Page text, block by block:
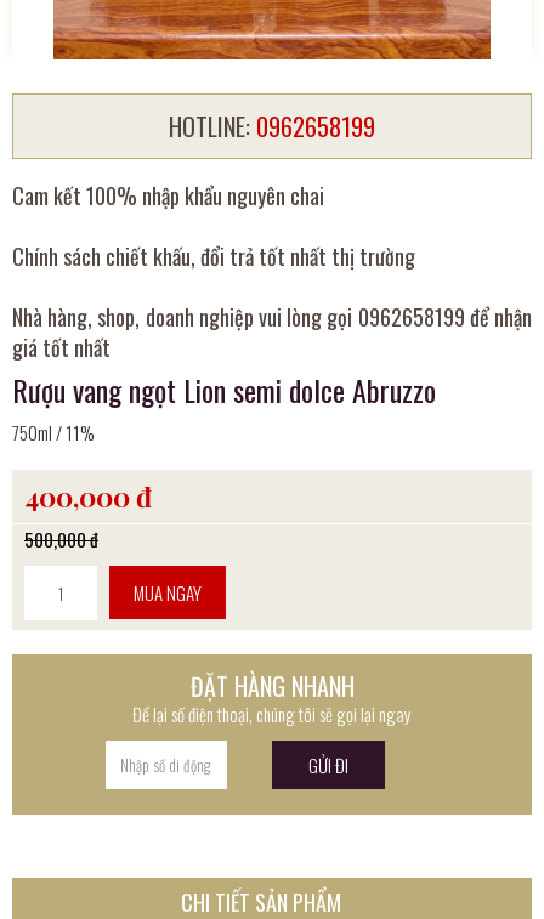
HOTLINE: 0962658199
Cam kết 100% nhập khẩu nguyên chai
Chính sách chiết khấu, đổi trả tốt nhất thị trường
Nhà hàng, shop, doanh nghiệp vui lòng gọi 0962658199 để nhận
giá tốt nhất
Rượu vang ngọt Lion semi dolce Abruzzo
750ml / 11%
400,000 đ
500,000 đ
MUA NGAY
ĐẶT HÀNG NHANH
Để lại số điện thoại, chúng tôi sẽ gọi lại ngay
CHI TIẾT SẢN PHẨM